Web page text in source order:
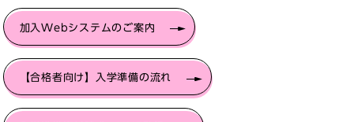
加入Webシステムのご案内
【合格者向け】入学準備の流れ